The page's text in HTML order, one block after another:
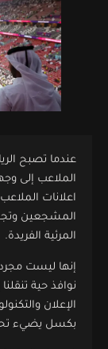
عندما تصبح
الملاعب إلى
اعلانات
المشجعين
المرئية الفريدة.
إنها ليست
نوافذ حية
الإعلان
بكسل يضيء